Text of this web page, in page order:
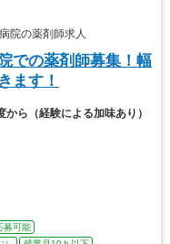
院の薬剤師求人
での薬剤師募集！幅
ます！
から（経験による加味あり）
募可能